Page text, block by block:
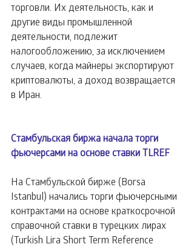
торговли. Их деятельность, как и
другие виды промышленной
деятельности, подлежит
налогообложению, за исключением
случаев, когда майнеры экспортируют
криптовалюты, а доход возвращается
в Иран.
Стамбульская биржа начала торги
фьючерсами на основе ставки TLREF
На Стамбульской бирже (Borsa
Istanbul) начались торги фьючерсными
контрактами на основе краткосрочной
справочной ставки в турецких лирах
(Turkish Lira Short Term Reference